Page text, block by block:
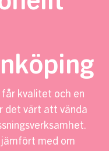
får kvalitet och en
det värt att vända
jämfört med om